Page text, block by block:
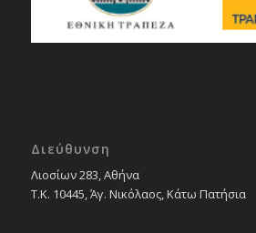
Διεύθυνση
Λιοσίων 283, Αθήνα
Τ.Κ. 10445, Άγ. Νικόλαος, Κάτω Πατήσια